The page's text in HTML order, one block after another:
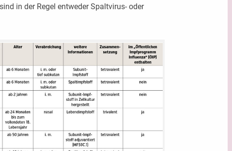
in der Regel entweder Spaltvirus- oder